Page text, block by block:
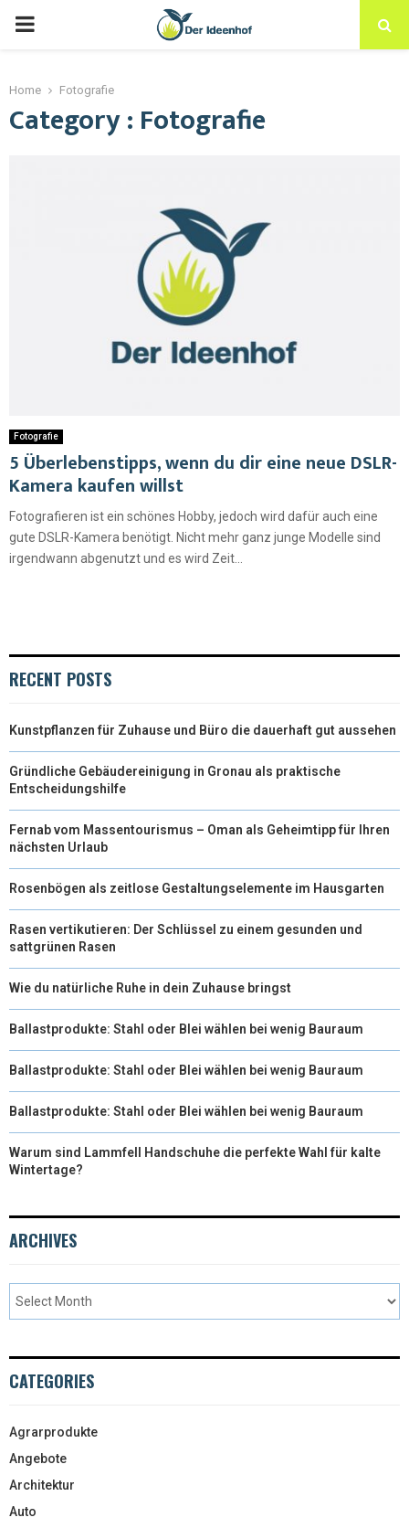
Home Fotografie
Category : Fotografie
Fotografie
5 Überlebenstipps, wenn du dir eine neue DSLR-
Kamera kaufen willst
Fotografieren ist ein schönes Hobby, jedoch wird dafür auch eine
gute DSLR-Kamera benötigt. Nicht mehr ganz junge Modelle sind
irgendwann abgenutzt und es wird Zeit...
RECENT POSTS
Kunstpflanzen für Zuhause und Büro die dauerhaft gut aussehen
Gründliche Gebäudereinigung in Gronau als praktische
Entscheidungshilfe
Fernab vom Massentourismus – Oman als Geheimtipp für Ihren
nächsten Urlaub
Rosenbögen als zeitlose Gestaltungselemente im Hausgarten
Rasen vertikutieren: Der Schlüssel zu einem gesunden und
sattgrünen Rasen
Wie du natürliche Ruhe in dein Zuhause bringst
Ballastprodukte: Stahl oder Blei wählen bei wenig Bauraum
Ballastprodukte: Stahl oder Blei wählen bei wenig Bauraum
Ballastprodukte: Stahl oder Blei wählen bei wenig Bauraum
Warum sind Lammfell Handschuhe die perfekte Wahl für kalte
Wintertage?
ARCHIVES
CATEGORIES
Agrarprodukte
Angebote
Architektur
Auto